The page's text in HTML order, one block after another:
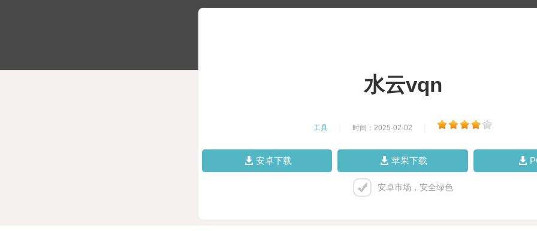
水云vqn
工具 时间：2025-02-02
安卓下载 苹果下载
安卓市场，安全绿色